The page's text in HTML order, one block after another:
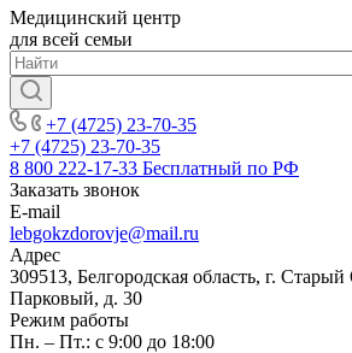
Медицинский центр
для всей семьи
+7 (4725) 23-70-35
+7 (4725) 23-70-35
8 800 222-17-33 Бесплатный по РФ
Заказать звонок
E-mail
lebgokzdorovje@mail.ru
Адрес
309513, Белгородская область, г.
Парковый, д. 30
Режим работы
Пн. – Пт.: с 9:00 до 18:00